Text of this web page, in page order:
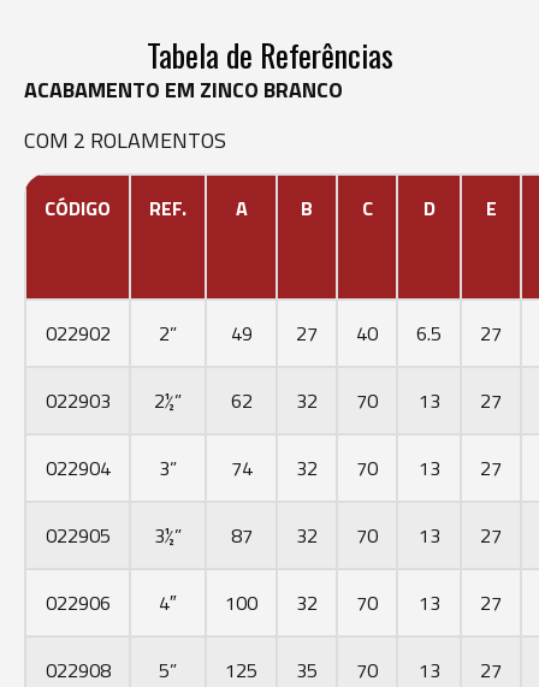
Tabela de Referências
ACABAMENTO EM ZINCO BRANCO
COM 2 ROLAMENTOS
CÓDIGO REF. A B C D E
022902 2” 49 27 40 6.5 27
022903 2½” 62 32 70 13 27
022904 3” 74 32 70 13 27
022905 3½” 87 32 70 13 27
022906 4″ 100 32 70 13 27
022908 5” 125 35 70 13 27